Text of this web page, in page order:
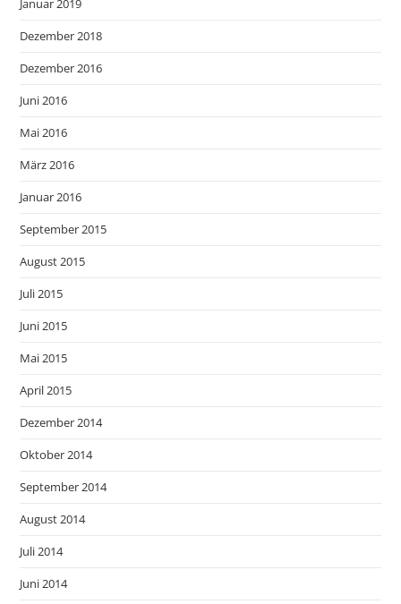
Januar 2019
Dezember 2018
Dezember 2016
Juni 2016
Mai 2016
März 2016
Januar 2016
September 2015
August 2015
Juli 2015
Juni 2015
Mai 2015
April 2015
Dezember 2014
Oktober 2014
September 2014
August 2014
Juli 2014
Juni 2014